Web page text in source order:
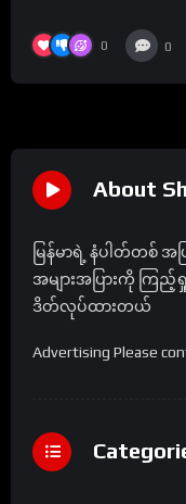
0 0
About
မြန်မာရဲ့ နံပါတ်တစ် အ
အများအပြားကို ကြ
ဒိတ်လုပ်ထားတယ်
Advertising Please